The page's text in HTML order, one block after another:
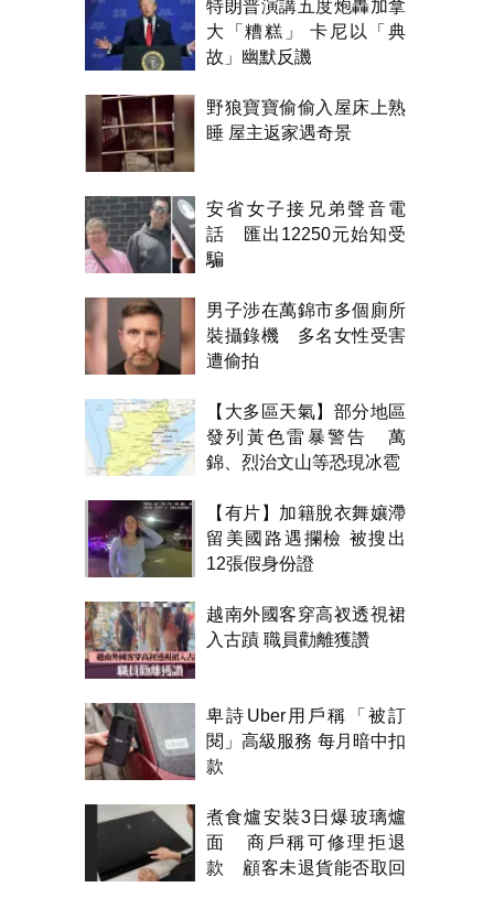
特朗普演講五度炮轟加拿
大「糟糕」 卡尼以「典
故」幽默反譏
野狼寶寶偷偷入屋床上熟
睡 屋主返家遇奇景
安省女子接兄弟聲音電
話 匯出12250元始知受
騙
男子涉在萬錦市多個廁所
裝攝錄機 多名女性受害
遭偷拍
【大多區天氣】部分地區
發列黃色雷暴警告 萬
錦、烈治文山等恐現冰雹
【有片】加籍脫衣舞孃滯
留美國路遇攔檢 被搜出
12張假身份證
越南外國客穿高衩透視裙
入古蹟 職員勸離獲讚
卑詩Uber用戶稱「被訂
閱」高級服務 每月暗中扣
款
煮食爐安裝3日爆玻璃爐
面 商戶稱可修理拒退
款 顧客未退貨能否取回